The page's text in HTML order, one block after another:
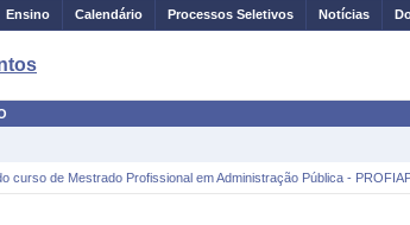
Ensino Calendário Processos Seletivos Notícias
curso de Mestrado Profissional em Administração Pública -